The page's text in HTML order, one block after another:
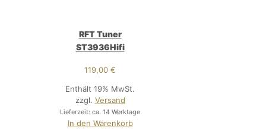
RFT Tuner
ST3936Hifi
119,00€
Enthält 19% MwSt.
zzgl. Versand
Lieferzeit: ca. 14 Werktage
In den Warenkorb